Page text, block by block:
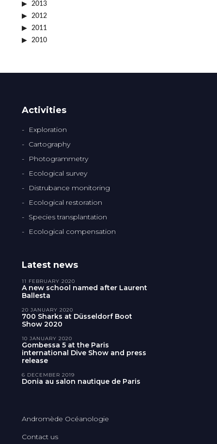
2013
2012
2011
2010
Activities
Exploration
Cartography
Photogrammetry
Ecological survey
Distrubance monitoring
Ecological restoration
Species transplantation
Ecological compensation
Latest news
A new school named after Laurent
Ballesta
11 FEBRUARY 2020
700 Sharks at Düsseldorf Boot
Show 2020
20 JANUARY 2020
Gombessa 5 at the Paris
international Dive Show and press
release
10 JANUARY 2020
Donia au salon nautique de Paris
6 DECEMBER 2019
Andromède Océanologie
Contact us